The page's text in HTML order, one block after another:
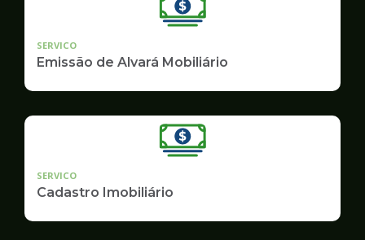
SERVICO
Emissão de Alvará Mobiliário
SERVICO
Cadastro Imobiliário